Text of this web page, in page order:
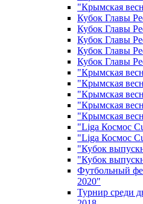
"Крымская
Кубок Главы
Кубок Главы
Кубок Главы
Кубок Главы
Кубок Главы
"Крымская
"Крымская
"Крымская
"Крымская
"Крымская
"Liga Космос
"Liga Космос
"Кубок
"Кубок
Футбольный
2020"
Турнир среди